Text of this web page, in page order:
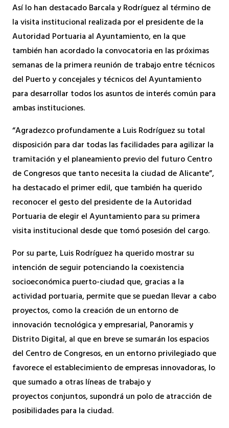
Así lo han destacado Barcala y Rodríguez al término de
la visita institucional realizada por el presidente de la
Autoridad Portuaria al Ayuntamiento, en la que
también han acordado la convocatoria en las próximas
semanas de la primera reunión de trabajo entre técnicos
del Puerto y concejales y técnicos del Ayuntamiento
para desarrollar todos los asuntos de interés común para
ambas instituciones.
“Agradezco profundamente a Luis Rodríguez su total
disposición para dar todas las facilidades para agilizar la
tramitación y el planeamiento previo del futuro Centro
de Congresos que tanto necesita la ciudad de Alicante”,
ha destacado el primer edil, que también ha querido
reconocer el gesto del presidente de la Autoridad
Portuaria de elegir el Ayuntamiento para su primera
visita institucional desde que tomó posesión del cargo.
Por su parte, Luis Rodríguez ha querido mostrar su
intención de seguir potenciando la coexistencia
socioeconómica puerto-ciudad que, gracias a la
actividad portuaria, permite que se puedan llevar a cabo
proyectos, como la creación de un entorno de
innovación tecnológica y empresarial, Panoramis y
Distrito Digital, al que en breve se sumarán los espacios
del Centro de Congresos, en un entorno privilegiado que
favorece el establecimiento de empresas innovadoras, lo
que sumado a otras líneas de trabajo y
proyectos conjuntos, supondrá un polo de atracción de
posibilidades para la ciudad.